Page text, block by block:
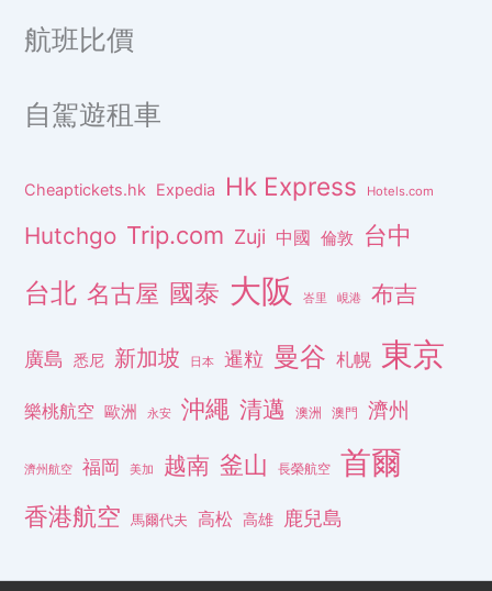
航班比價
自駕遊租車
Cheaptickets.hk Expedia Hk Express Hotels.com
Hutchgo Trip.com Zuji 中國 倫敦 台中
台北 名古屋 國泰 大阪 峇里 峴港 布吉
廣島 悉尼 新加坡 日本 暹粒 曼谷 札幌 東京
樂桃航空 歐洲 永安 沖繩 清邁 澳洲 澳門 濟州
濟州航空 福岡 美加 越南 釜山 長榮航空 首爾
香港航空 馬爾代夫 高松 高雄 鹿兒島